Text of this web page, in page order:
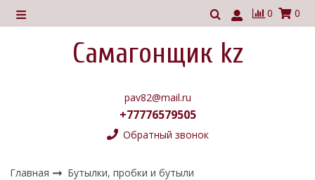
0 0
Самагонщик kz
pav82@mail.ru
+77776579505
Обратный звонок
Главная Бутылки, пробки и бутыли